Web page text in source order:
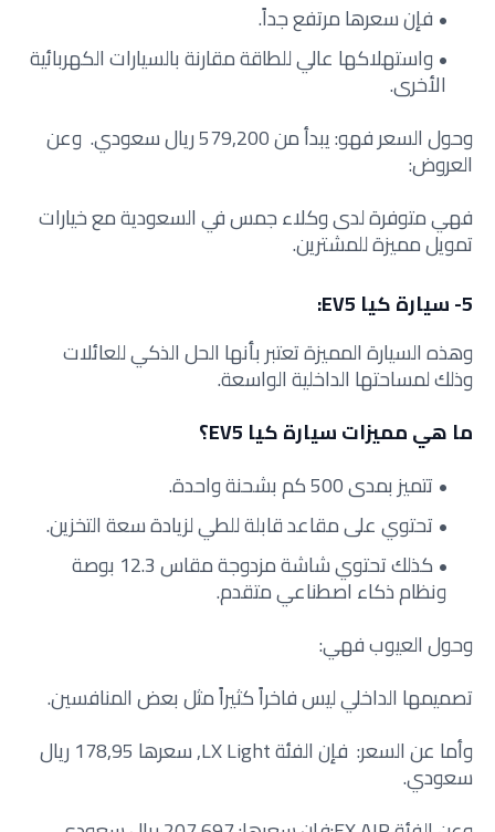
فإن سعرها مرتفع جداً.
واستهلاكها عالي للطاقة مقارنة بالسيارات الكهربائية
الأخرى.
وحول السعر فهو: يبدأ من 579,200 ريال سعودي. وعن
العروض:
فهي متوفرة لدى وكلاء جمس في السعودية مع خيارات
تمويل مميزة للمشترين.
5- سيارة كيا EV5:
وهذه السيارة المميزة تعتبر بأنها الحل الذكي للعائلات
وذلك لمساحتها الداخلية الواسعة.
ما هي مميزات سيارة كيا EV5؟
تتميز بمدى 500 كم بشحنة واحدة.
تحتوي على مقاعد قابلة للطي لزيادة سعة التخزين.
كذلك تحتوي شاشة مزدوجة مقاس 12.3 بوصة
ونظام ذكاء اصطناعي متقدم.
وحول العيوب فهي:
تصميمها الداخلي ليس فاخراً كثيراً مثل بعض المنافسين.
وأما عن السعر: فإن الفئة LX Light, سعرها 178,95 ريال
سعودي.